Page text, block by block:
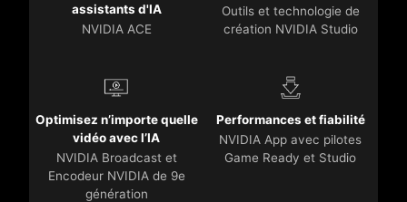
assistants d'IA
NVIDIA ACE
Outils et technologie de
création NVIDIA Studio
Optimisez n’importe quelle
vidéo avec l’IA
NVIDIA Broadcast et
Encodeur NVIDIA de 9e
génération
Performances et fiabilité
NVIDIA App avec pilotes
Game Ready et Studio